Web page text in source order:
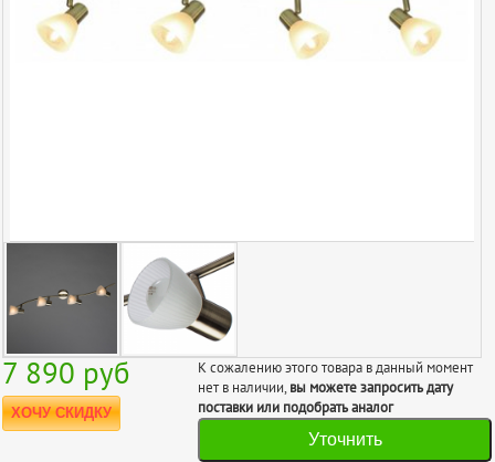
7 890 руб
ХОЧУ СКИДКУ
К сожалению этого товара в данный момент
нет в наличии,вы можете запросить дату
поставки или подобрать аналог
Уточнить